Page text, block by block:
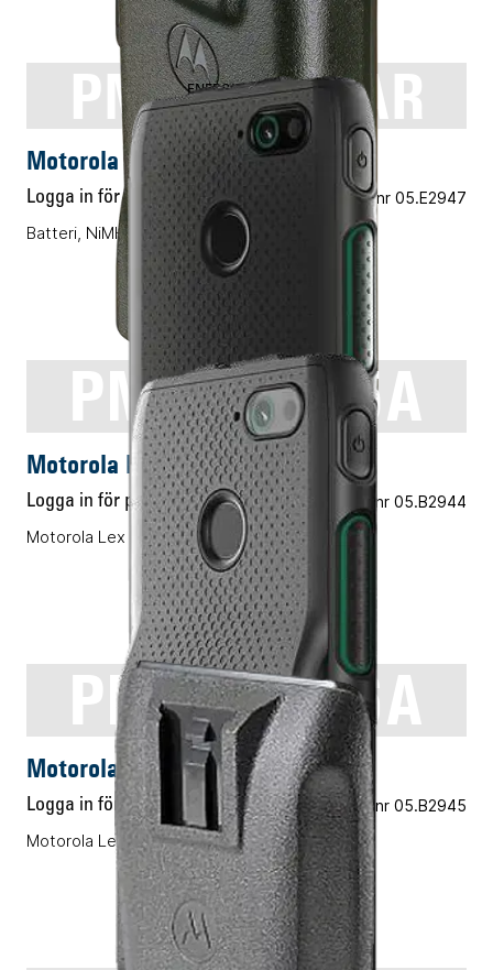
PMNN4151AR
ENERGITILLBEHÖR
Motorola PMNN4151AR
Logga in för pris Vårt art.nr 05.E2947
Batteri, NiMH, 1300mAh
PMNN4545A
ENERGITILLBEHÖR
Motorola PMNN4545A
Logga in för pris Vårt art.nr 05.B2944
Motorola Lex L11 standardbatteri 2500T
PMNN4546A
ENERGITILLBEHÖR
Motorola PMNN4546A
Logga in för pris Vårt art.nr 05.B2945
Motorola Lex L11 standardbatteri 5000T